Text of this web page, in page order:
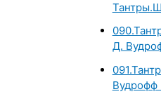
Д.
Вудрофф